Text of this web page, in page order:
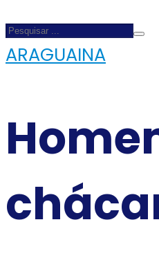
ARAGUAINA